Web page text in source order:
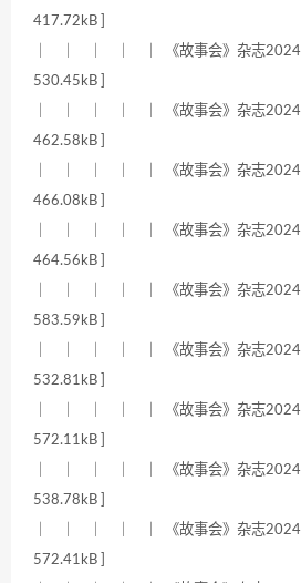
417.72kB ]
｜ ｜ ｜ ｜ ｜ 《故事会》杂志2024
530.45kB ]
｜ ｜ ｜ ｜ ｜ 《故事会》杂志2024
462.58kB ]
｜ ｜ ｜ ｜ ｜ 《故事会》杂志2024
466.08kB ]
｜ ｜ ｜ ｜ ｜ 《故事会》杂志2024
464.56kB ]
｜ ｜ ｜ ｜ ｜ 《故事会》杂志2024
583.59kB ]
｜ ｜ ｜ ｜ ｜ 《故事会》杂志2024
532.81kB ]
｜ ｜ ｜ ｜ ｜ 《故事会》杂志2024
572.11kB ]
｜ ｜ ｜ ｜ ｜ 《故事会》杂志2024
538.78kB ]
｜ ｜ ｜ ｜ ｜ 《故事会》杂志2024
572.41kB ]